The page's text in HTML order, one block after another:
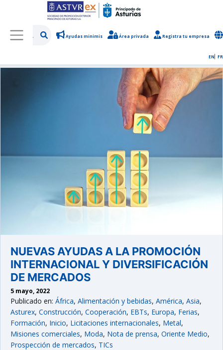
Ayudas minimis Área privada Registra tu empresa
EN FR
NUEVAS AYUDAS A LA PROMOCIÓN
INTERNACIONAL Y DIVERSIFICACIÓN
DE MERCADOS
5 mayo, 2022
Publicado en: África, Alimentación y bebidas, América, Asia,
Asturex, Construcción, Cooperación, EBTs, Europa, Ferias,
Formación, Inicio, Licitaciones internacionales, Metal,
Misiones comerciales, Moda, Nota de prensa, Oriente Medio,
Prospección de mercados, TICs